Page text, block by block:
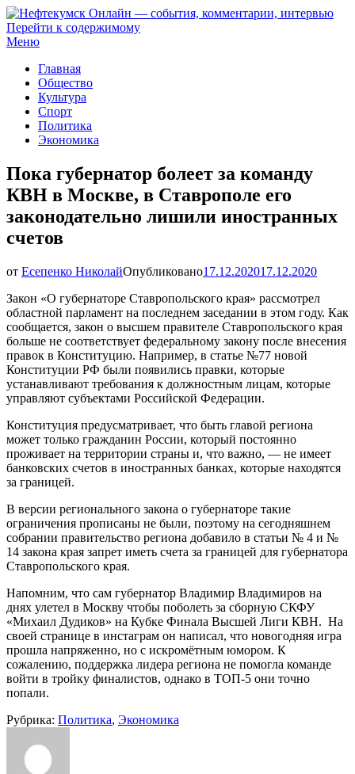
Нефтекумск Онлайн — события, комментарии, интервью
Перейти к содержимому
Меню
Главная
Общество
Культура
Спорт
Политика
Экономика
Пока губернатор болеет за команду
КВН в Москве, в Ставрополе его
законодательно лишили иностранных
счетов
от Есепенко НиколайОпубликовано17.12.202017.12.2020
Закон «О губернаторе Ставропольского края» рассмотрел
областной парламент на последнем заседании в этом году. Как
сообщается, закон о высшем правителе Ставропольского края
больше не соответствует федеральному закону после внесения
правок в Конституцию. Например, в статье №77 новой
Конституции РФ были появились правки, которые
устанавливают требования к должностным лицам, которые
управляют субъектами Российской Федерации.
Конституция предусматривает, что быть главой региона
может только гражданин России, который постоянно
проживает на территории страны и, что важно, — не имеет
банковских счетов в иностранных банках, которые находятся
за границей.
В версии регионального закона о губернаторе такие
ограничения прописаны не были, поэтому на сегодняшнем
собрании правительство региона добавило в статьи № 4 и №
14 закона края запрет иметь счета за границей для губернатора
Ставропольского края.
Напомним, что сам губернатор Владимир Владимиров на
днях улетел в Москву чтобы поболеть за сборную СКФУ
«Михаил Дудиков» на Кубке Финала Высшей Лиги КВН. На
своей странице в инстаграм он написал, что новогодняя игра
прошла напряженно, но с искромётным юмором. К
сожалению, поддержка лидера региона не помогла команде
войти в тройку финалистов, однако в ТОП-5 они точно
попали.
Рубрика: Политика, Экономика